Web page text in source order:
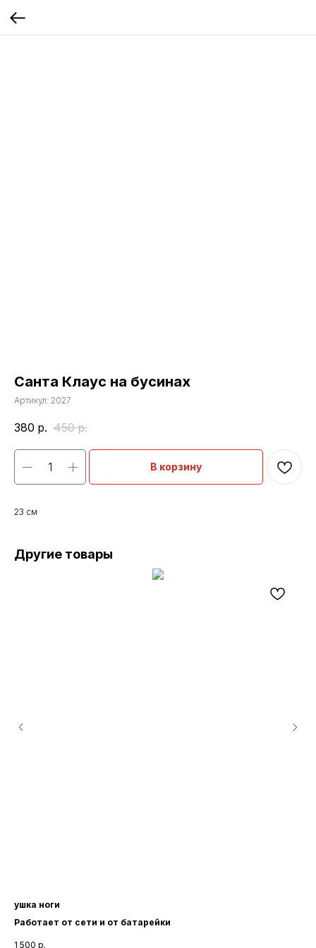
Санта Клаус на бусинах
Артикул: 2027
380 р. 450 р.
В корзину
23 см
Другие товары
ушка ноги
Работает от сети и от батарейки
1 500 р.